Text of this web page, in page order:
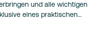
und alle wichtigen
eines praktischen…